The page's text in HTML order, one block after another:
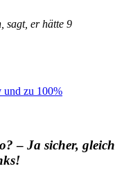
sagt, er hätte 9
und zu 100%
– Ja sicher, gleich